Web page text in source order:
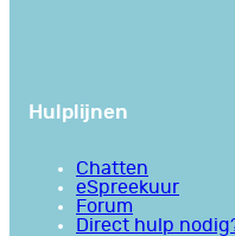
Hulplijnen
Chatten
eSpreekuur
Forum
Direct hulp